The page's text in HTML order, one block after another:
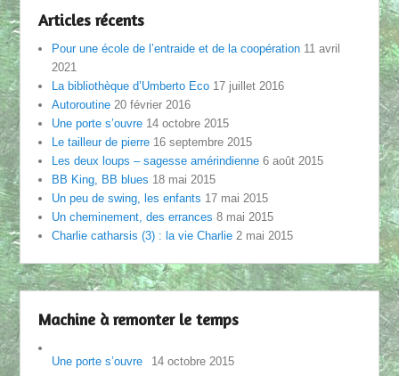
Articles récents
Pour une école de l’entraide et de la coopération 11 avril
2021
La bibliothèque d’Umberto Eco 17 juillet 2016
Autoroutine 20 février 2016
Une porte s’ouvre 14 octobre 2015
Le tailleur de pierre 16 septembre 2015
Les deux loups – sagesse amérindienne 6 août 2015
BB King, BB blues 18 mai 2015
Un peu de swing, les enfants 17 mai 2015
Un cheminement, des errances 8 mai 2015
Charlie catharsis (3) : la vie Charlie 2 mai 2015
Machine à remonter le temps
Une porte s’ouvre 14 octobre 2015